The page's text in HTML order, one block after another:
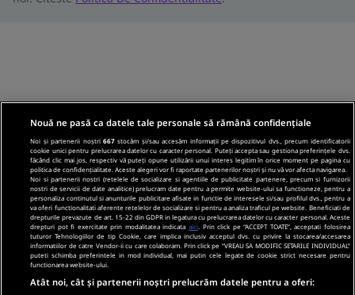
Nouă ne pasă ca datele tale personale să rămână confidențiale
Noi și partenerii noștri667 stocăm și/sau accesăm informații pe dispozitivul dvs., precum identificatorii
cookie unici pentru prelucrarea datelor cu caracter personal. Puteți accepta sau gestiona preferințele dvs.
făcând clic mai jos, respectiv vă puteți opune utilizării unui interes legitim în orice moment pe pagina cu
politica de confidențialitate. Aceste alegeri vor fi raportate partenerilor noștri și nu vă vor afecta navigarea.
Noi si partenerii nostri (retelele de socializare si agentiile de publicitate partenere, precum si furnizorii
nostri de servicii de date analitice) prelucram date pentru a permite website-ului sa functioneze, pentru a
personaliza continutul si anunturile publicitare afisate in functie de interesele si/sau profilul dvs., pentru a
va oferi functionalitati aferente retelelor de socializare si pentru a analiza traficul pe website. Beneficiati de
drepturile prevazute de art. 15-22 din GDPR in legatura cu prelucrarea datelor cu caracter personal. Aceste
drepturi pot fi exercitate prin modalitatea indicata aici . Prin click pe “ACCEPT TOATE”, acceptati folosirea
tuturor Tehnologiilor de tip Cookie, care implica inclusiv acceptul dvs. cu privire la stocarea/accesarea
informatiilor de catre Vendor-ii cu care colaboram. Prin click pe “VREAU SA MODIFIC SETARILE INDIVIDUAL”
puteti schimba preferintele in mod individual, mai putin cele legate de cookie strict necesare pentru
functionarea website-ului.
Atât noi, cât și partenerii noștri prelucrăm datele pentru a oferi: